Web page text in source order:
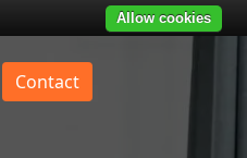
Contact
Allow cookies